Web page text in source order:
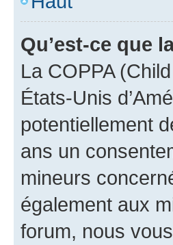
Qu’est-ce que
La COPPA
États-Unis
potentiellement
ans un
mineurs
également aux
forum, nous